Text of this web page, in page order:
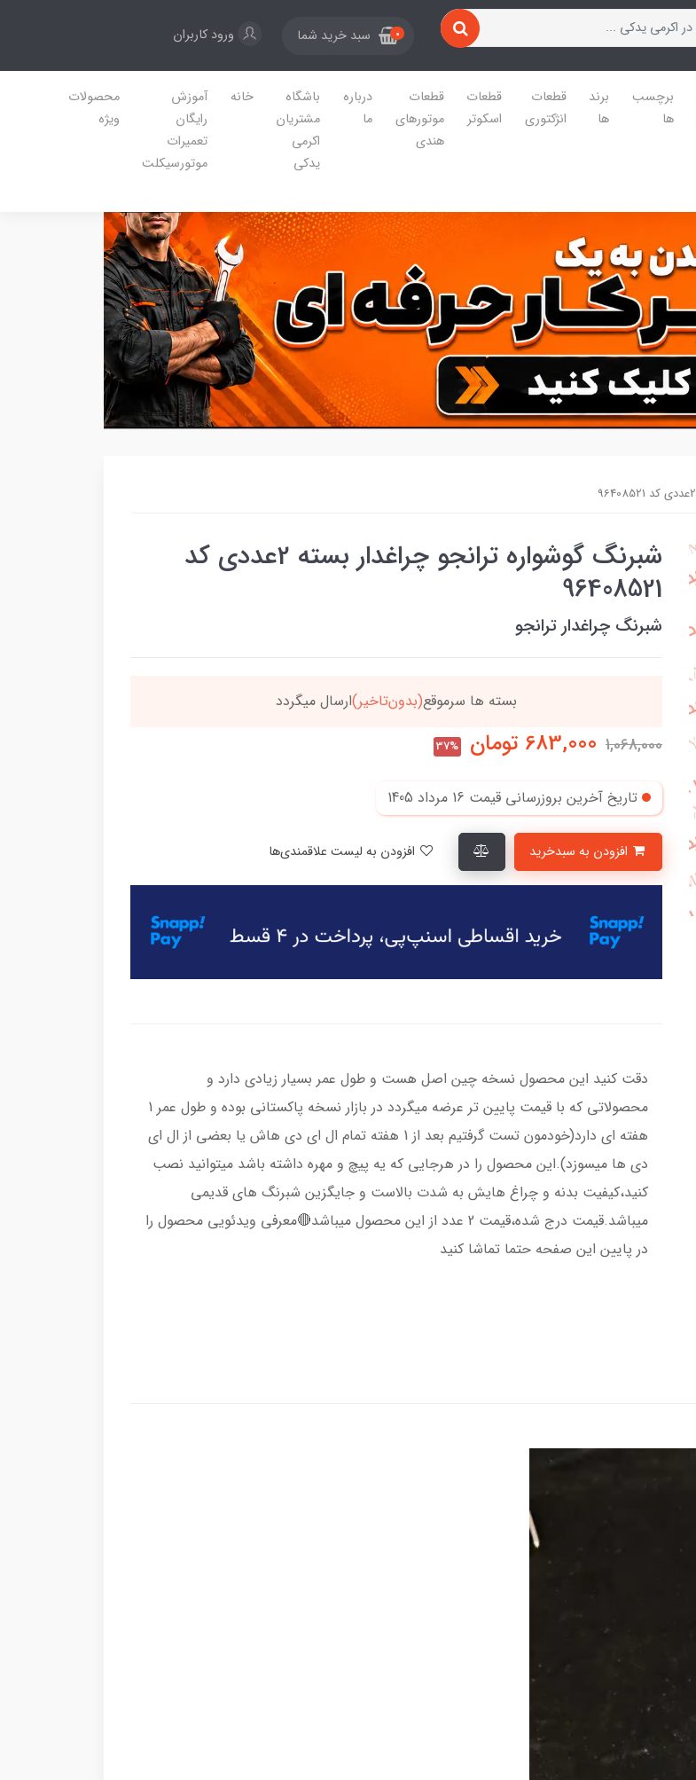
0 سبد خرید شما ورود کاربران
برچسب
ها
برند
ها
قطعات
انژکتوری
قطعات
اسکوتر
قطعات
موتورهای
هندی
درباره
ما
باشگاه
مشتریان
اکرمی
یدکی
خانه
آموزش
رایگان
تعمیرات
موتورسیکلت
محصولات
ویژه
شبرنگ گوشواره ترانجو چراغدار بسته 2عددی کد
96408521
شبرنگ چراغدار ترانجو
خریدتو به5میلیون برسون،ارسالت‌رایگانه
1,068,000
683,000 تومان 37%
تاریخ آخرین بروزرسانی قیمت 16 مرداد 1405
دقت کنید این محصول نسخه‌ چین اصل هست و طول عمر بسیار زیادی دارد و
محصولاتی که با قیمت پایین تر عرضه میگردد در بازار نسخه پاکستانی بوده و طول عمر 1
هفته ای دارد(خودمون تست گرفتیم بعد از 1 هفته تمام ال ای دی هاش یا بعضی از ال ای
دی ها میسوزد).این محصول را در هرجایی که یه پیچ و مهره داشته باشد میتوانید نصب
کنید،کیفیت بدنه و چراغ هایش به شدت بالاست و جایگزین شبرنگ های قدیمی
میباشد.قیمت درج شده،قیمت 2 عدد از این محصول میباشد🔴معرفی ویدئویی محصول را
در پایین این صفحه حتما تماشا کنید